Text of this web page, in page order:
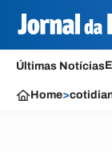
Últimas Notícias
Home>